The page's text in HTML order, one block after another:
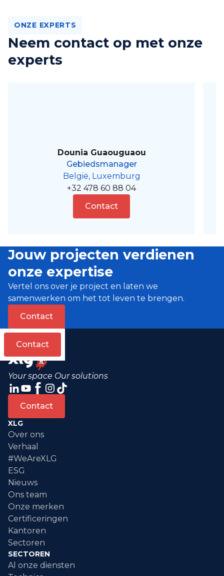
ONZE EXPERTS
Neem contact op met onze
experts
Dounia Guaouguaou
Gebiedsmanager
België, Luxemburg
+32 478 60 88 04
Contact
Jouw projecten verdienen
onze expertise
Vertel ons over je project en laten we
samenwerken om het tot leven te brengen.
Contact
Contact
Your space Our solutions
Contact
XLG
Over ons
Verhaal
#WeAreXLG
ESG
Nieuws
Ons team
Onze merken
Certificeringen
Kantoren
Sectoren
SECTOREN
Al onze diensten